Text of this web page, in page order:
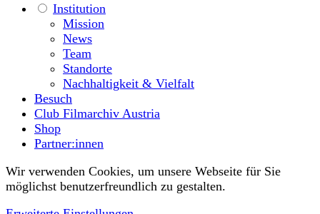
Institution
Mission
News
Team
Standorte
Nachhaltigkeit & Vielfalt
Besuch
Club Filmarchiv Austria
Shop
Partner:innen
Wir verwenden Cookies, um unsere Webseite für Sie
möglichst benutzerfreundlich zu gestalten.